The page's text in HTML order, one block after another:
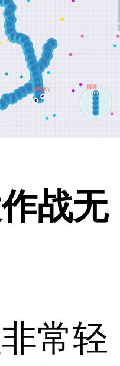
战无
常轻